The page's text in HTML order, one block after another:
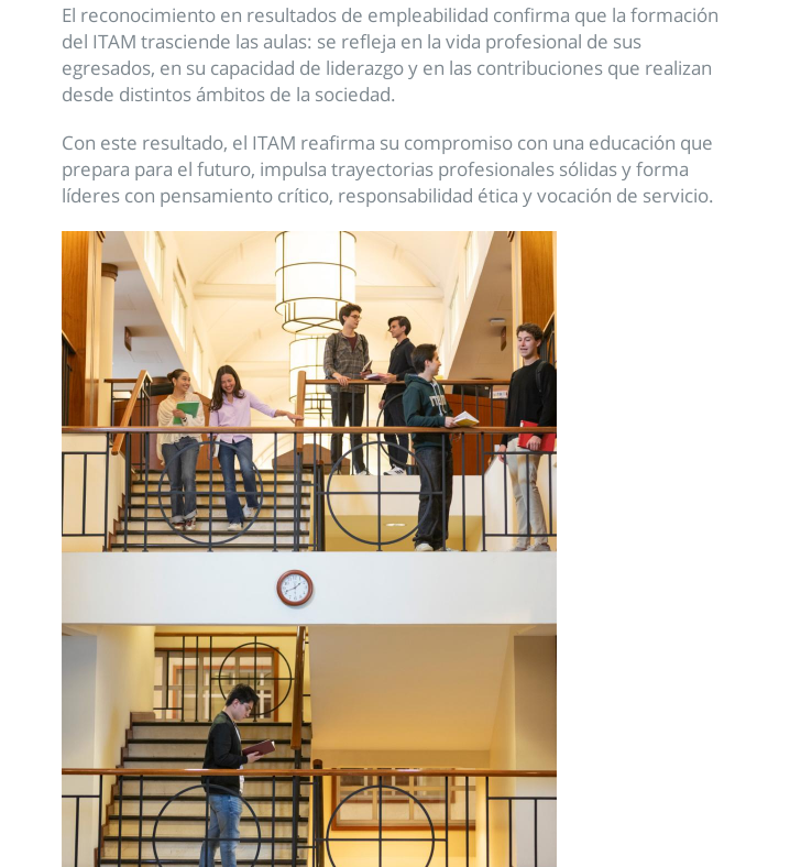
El reconocimiento en resultados de empleabilidad confirma que la formación
del ITAM trasciende las aulas: se refleja en la vida profesional de sus
egresados, en su capacidad de liderazgo y en las contribuciones que realizan
desde distintos ámbitos de la sociedad.
Con este resultado, el ITAM reafirma su compromiso con una educación que
prepara para el futuro, impulsa trayectorias profesionales sólidas y forma
líderes con pensamiento crítico, responsabilidad ética y vocación de servicio.